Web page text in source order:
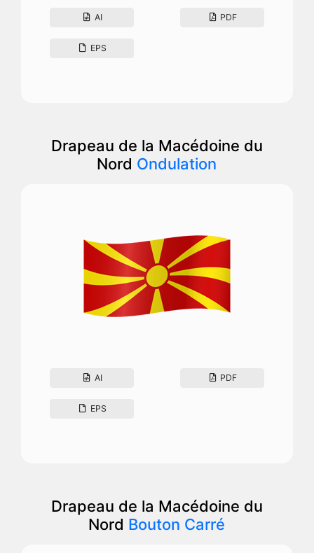
AI PDF
EPS
Drapeau de la Macédoine du
Nord Ondulation
AI PDF
EPS
Drapeau de la Macédoine du
Nord Bouton Carré